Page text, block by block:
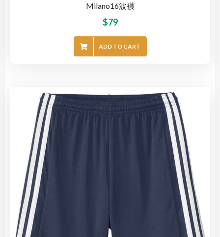
Milano16波襪
$79
ADD TO CART